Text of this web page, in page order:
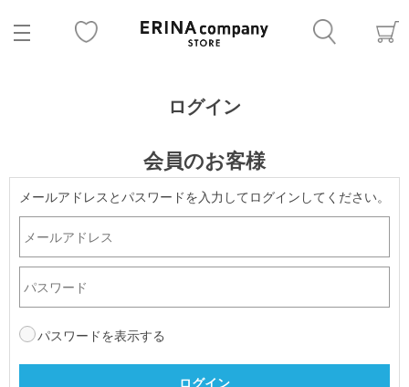
ログイン
会員のお客様
メールアドレスとパスワードを入力してログインしてください。
パスワードを表示する